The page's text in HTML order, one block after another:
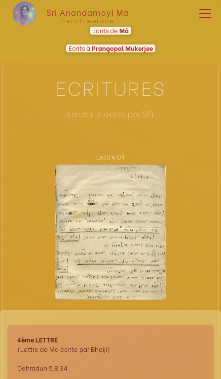
Sri Anandamoyi Ma
french website
Ecrits deMâ
Ecrits àPrangopal Mukerjee
ECRITURES
Les écrits dictés par Mâ
Lettre 04
4ème LETTRE
(Lettre de Ma écrite par Bhaiji)
Dehradun 5.8.34